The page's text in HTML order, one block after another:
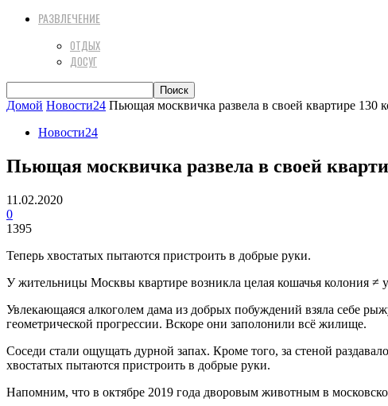
РАЗВЛЕЧЕНИЕ
ОТДЫХ
ДОСУГ
Домой Новости24 Пьющая москвичка развела в своей квартире 130
Новости24
Пьющая москвичка развела в своей
11.02.2020
0
1395
Теперь хвостатых пытаются пристроить в добрые руки.
У жительницы Москвы квартире возникла целая кошачья колония ≠
Увлекающаяся алкоголем дама из добрых побуждений взяла себе
геометрической прогрессии. Вскоре они заполонили всё жилище.
Соседи стали ощущать дурной запах. Кроме того, за стеной
хвостатых пытаются пристроить в добрые руки.
Напомним, что в октябре 2019 года дворовым животным в